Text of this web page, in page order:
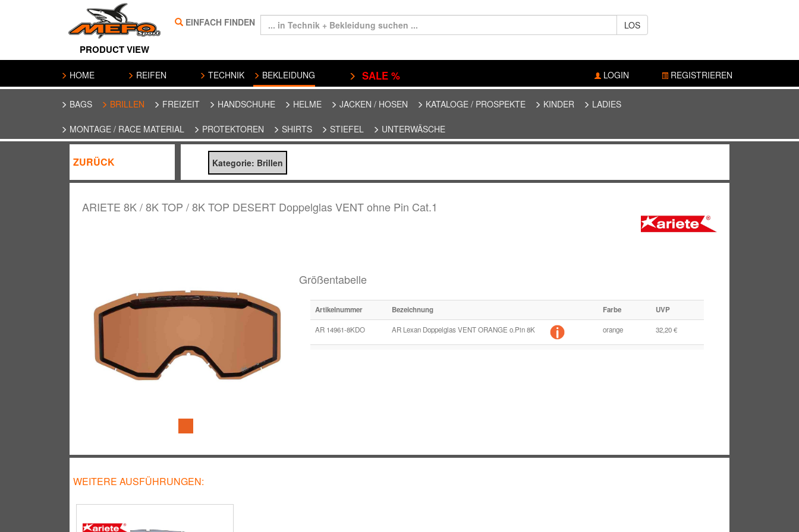
PRODUCT VIEW
EINFACH FINDEN LOS
HOME REIFEN TECHNIK BEKLEIDUNG SALE % LOGIN REGISTRIEREN
BAGS BRILLEN FREIZEIT HANDSCHUHE HELME JACKEN / HOSEN KATALOGE / PROSPEKTE KINDER LADIES
MONTAGE / RACE MATERIAL PROTEKTOREN SHIRTS STIEFEL UNTERWÄSCHE
ZURÜCK Kategorie: Brillen
ARIETE 8K / 8K TOP / 8K TOP DESERT Doppelglas VENT ohne Pin Cat.1
Größentabelle
Artikelnummer Bezeichnung Farbe UVP
AR 14961-8KDO AR Lexan Doppelglas VENT ORANGE o.Pin 8K orange 32,20 €
WEITERE AUSFÜHRUNGEN: